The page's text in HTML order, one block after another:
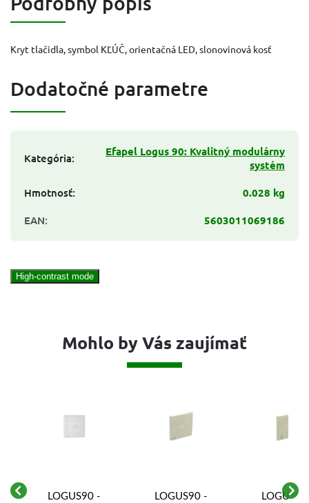
Kryt tlačidla, symbol KĽÚČ, orientačná LED, slonovinová kosť
Dodatočné parametre
Kategória:
Efapel Logus 90: Kvalitný modulárny
systém
Hmotnosť:
0.028 kg
EAN: 5603011069186
High-contrast mode
Mohlo by Vás zaujímať
LOGUS90 -
LOGUS90 -